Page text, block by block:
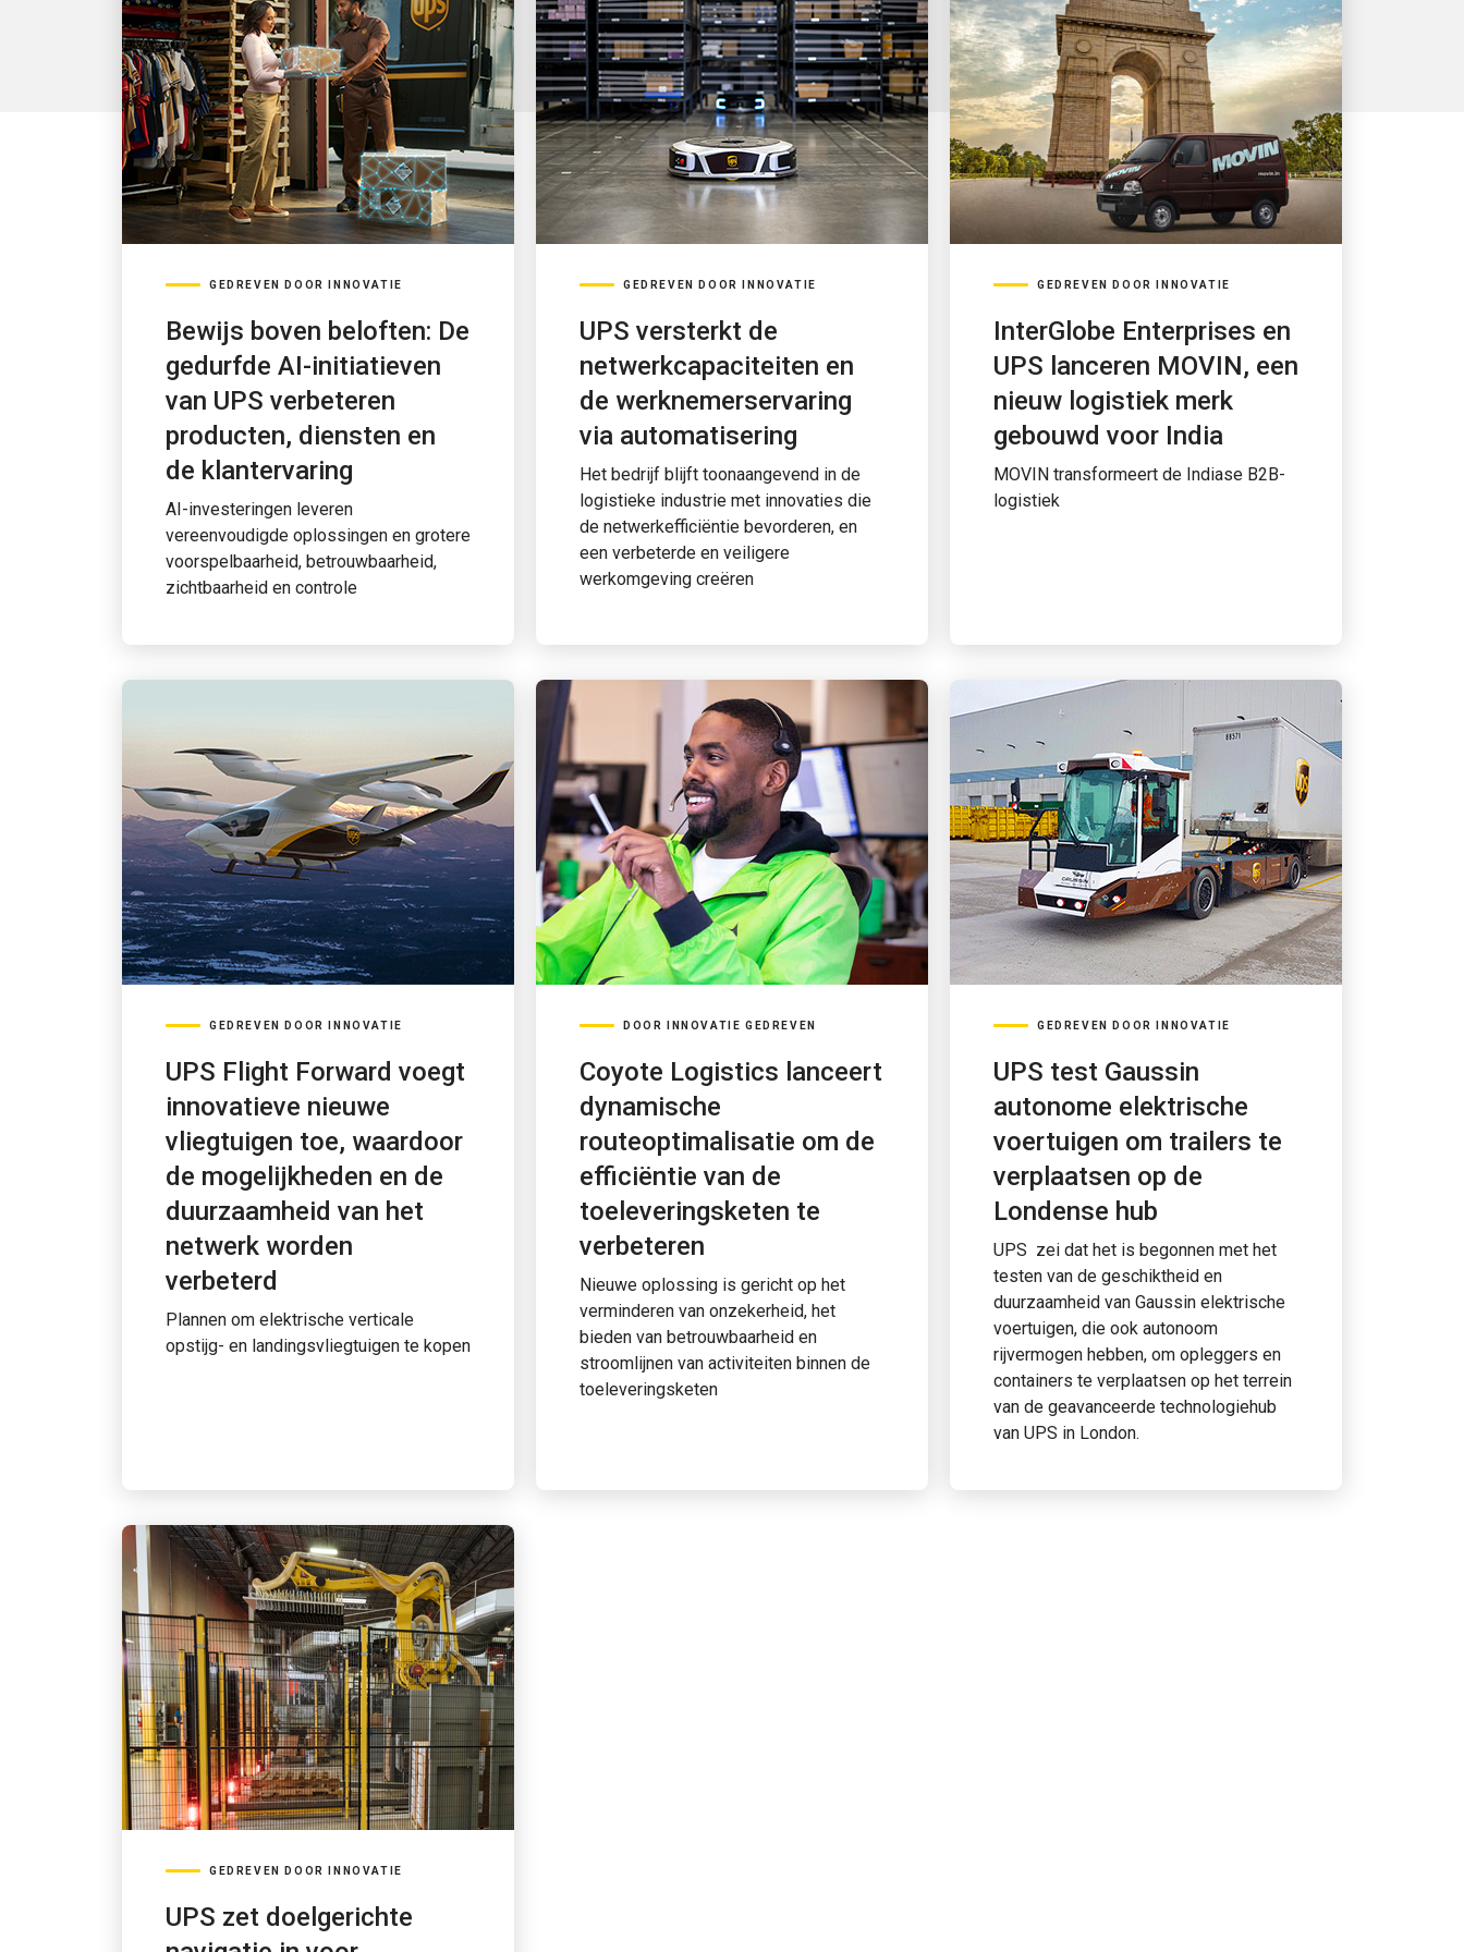
GEDREVEN DOOR INNOVATIE
Bewijs boven beloften: De
gedurfde AI-initiatieven
van UPS verbeteren
producten, diensten en
de klantervaring
AI-investeringen leveren
vereenvoudigde oplossingen en grotere
voorspelbaarheid, betrouwbaarheid,
zichtbaarheid en controle
GEDREVEN DOOR INNOVATIE
UPS versterkt de
netwerkcapaciteiten en
de werknemerservaring
via automatisering
Het bedrijf blijft toonaangevend in de
logistieke industrie met innovaties die
de netwerkefficiëntie bevorderen, en
een verbeterde en veiligere
werkomgeving creëren
GEDREVEN DOOR INNOVATIE
InterGlobe Enterprises en
UPS lanceren MOVIN, een
nieuw logistiek merk
gebouwd voor India
MOVIN transformeert de Indiase B2B-
logistiek
GEDREVEN DOOR INNOVATIE
UPS Flight Forward voegt
innovatieve nieuwe
vliegtuigen toe, waardoor
de mogelijkheden en de
duurzaamheid van het
netwerk worden
verbeterd
Plannen om elektrische verticale
opstijg- en landingsvliegtuigen te kopen
DOOR INNOVATIE GEDREVEN
Coyote Logistics lanceert
dynamische
routeoptimalisatie om de
efficiëntie van de
toeleveringsketen te
verbeteren
Nieuwe oplossing is gericht op het
verminderen van onzekerheid, het
bieden van betrouwbaarheid en
stroomlijnen van activiteiten binnen de
toeleveringsketen
GEDREVEN DOOR INNOVATIE
UPS test Gaussin
autonome elektrische
voertuigen om trailers te
verplaatsen op de
Londense hub
UPS zei dat het is begonnen met het
testen van de geschiktheid en
duurzaamheid van Gaussin elektrische
voertuigen, die ook autonoom
rijvermogen hebben, om opleggers en
containers te verplaatsen op het terrein
van de geavanceerde technologiehub
van UPS in London.
GEDREVEN DOOR INNOVATIE
UPS zet doelgerichte